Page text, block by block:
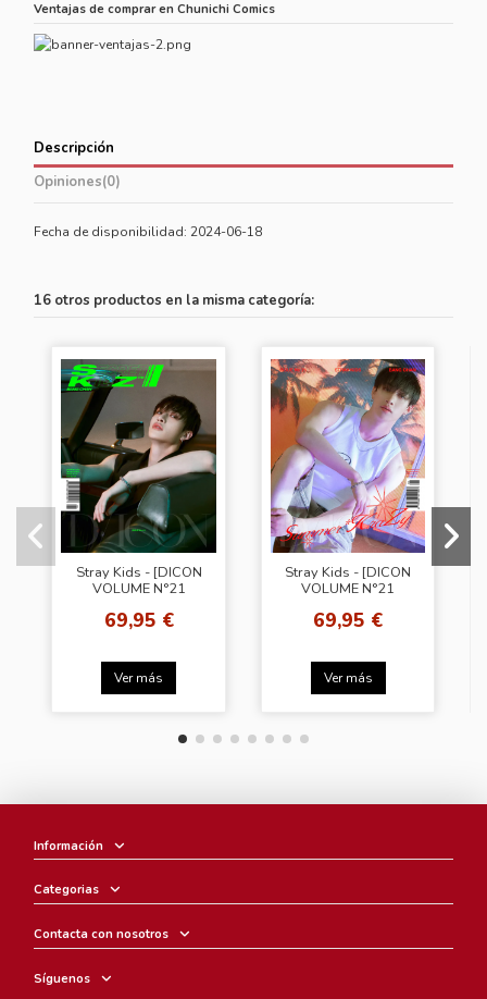
Ventajas de comprar en Chunichi Comics
Descripción
Opiniones(0)
Fecha de disponibilidad: 2024-06-18
16 otros productos en la misma categoría:
Stray Kids - [DICON
VOLUME N°21
SECRET KIDZ]
69,95 €
Ver más
Stray Kids - [DICON
VOLUME N°21
Summer KraZy]
69,95 €
Ver más
Información
Categorias
Contacta con nosotros
Síguenos